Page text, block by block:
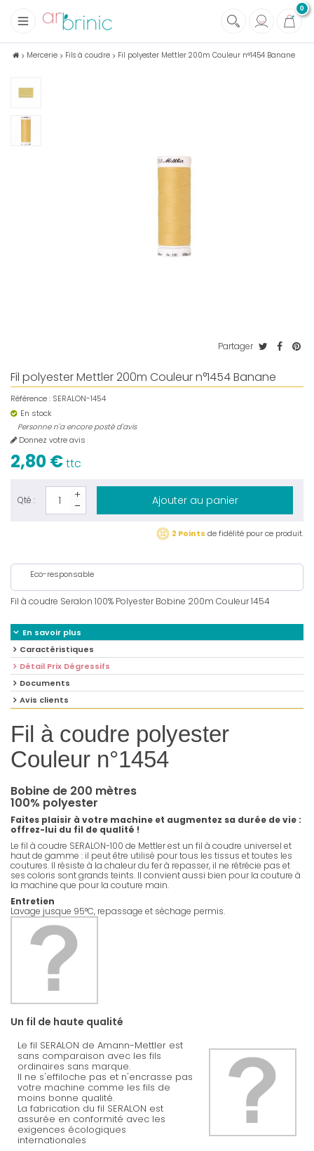
0
+
Tissus
Soins et Santé au naturel
Maison écologique
Lectures
Mercerie Fils à coudre Fil polyester Mettler 200m Couleur n°1454 Banane
Partager
Fil polyester Mettler 200m Couleur n°1454 Banane
Référence : SERALON-1454
En stock
Personne n'a encore posté d'avis
Donnez votre avis
2,80 €ttc
Qté : Ajouter au panier
2 Points de fidélité pour ce produit.
Eco-responsable
Fil à coudre Seralon 100% Polyester Bobine 200m Couleur 1454
En savoir plus
Caractéristiques
Détail Prix Dégressifs
Documents
Avis clients
Fil à coudre polyester
Couleur n°1454
Bobine de 200 mètres
100% polyester
Faites plaisir à votre machine et augmentez sa durée de vie :
offrez-lui du fil de qualité !
Le fil à coudre SERALON-100 de Mettler est un fil à coudre universel et
haut de gamme : il peut être utilisé pour tous les tissus et toutes les
coutures. Il résiste à la chaleur du fer à repasser, il ne rétrécie pas et
ses coloris sont grands teints. Il convient aussi bien pour la couture à
la machine que pour la couture main.
Entretien
Lavage jusque 95°C, repassage et séchage permis.
Un fil de haute qualité
Le fil SERALON de Amann-Mettler est
sans comparaison avec les fils
ordinaires sans marque.
Il ne s'effiloche pas et n'encrasse pas
votre machine comme les fils de
moins bonne qualité.
La fabrication du fil SERALON est
assurée en conformité avec les
exigences écologiques
internationales